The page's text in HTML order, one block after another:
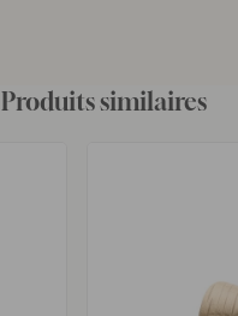
Produits similaires